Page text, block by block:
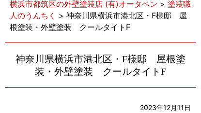
横浜市都筑区の外壁塗装店 (有)オータペン > 塗装職
人のうんちく > 神奈川県横浜市港北区・F様邸 屋
根塗装・外壁塗装 クールタイトF
神奈川県横浜市港北区・F様邸 屋根塗
装・外壁塗装 クールタイトF
2023年12月11日